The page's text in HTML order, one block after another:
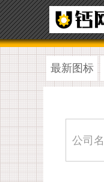
最新图标